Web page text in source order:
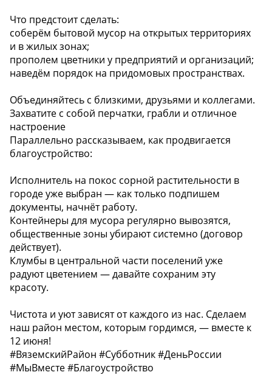
Что предстоит сделать:
соберём бытовой мусор на открытых территориях
и в жилых зонах;
прополем цветники у предприятий и организаций;
наведём порядок на придомовых пространствах.
Объединяйтесь с близкими, друзьями и коллегами.
Захватите с собой перчатки, грабли и отличное
настроение
Параллельно рассказываем, как продвигается
благоустройство:
Исполнитель на покос сорной растительности в
городе уже выбран — как только подпишем
документы, начнёт работу.
️Контейнеры для мусора регулярно вывозятся,
общественные зоны убирают системно (договор
действует).
Клумбы в центральной части поселений уже
радуют цветением — давайте сохраним эту
красоту.
Чистота и уют зависят от каждого из нас. Сделаем
наш район местом, которым гордимся, — вместе к
12 июня! ️
#ВяземскийРайон #Субботник #ДеньРоссии
#МыВместе #Благоустройство